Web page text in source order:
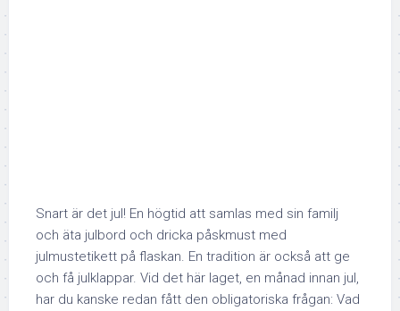
Snart är det jul! En högtid att samlas med sin familj
och äta julbord och dricka påskmust med
julmustetikett på flaskan. En tradition är också att ge
och få julklappar. Vid det här laget, en månad innan jul,
har du kanske redan fått den obligatoriska frågan: Vad